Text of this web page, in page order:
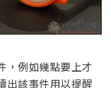
，例如幾點要上才
出該事件用以提醒